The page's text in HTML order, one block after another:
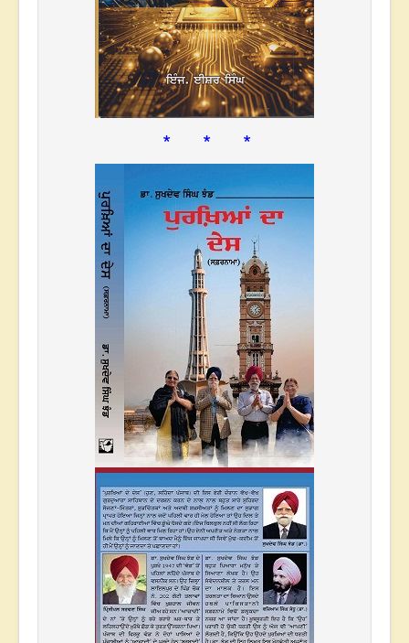
* * *